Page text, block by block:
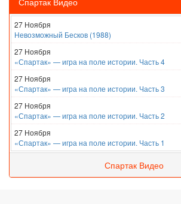
27 Ноября
Невозможный Бесков (1988)
27 Ноября
«Спартак» — игра на поле истории. Часть 4
27 Ноября
«Спартак» — игра на поле истории. Часть 3
27 Ноября
«Спартак» — игра на поле истории. Часть 2
27 Ноября
«Спартак» — игра на поле истории. Часть 1
Спартак Видео